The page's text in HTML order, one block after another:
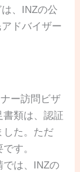
、INZの公
ドバイザー
ー訪問ビザ
書類は、認証
した。ただ
す。
では、INZの